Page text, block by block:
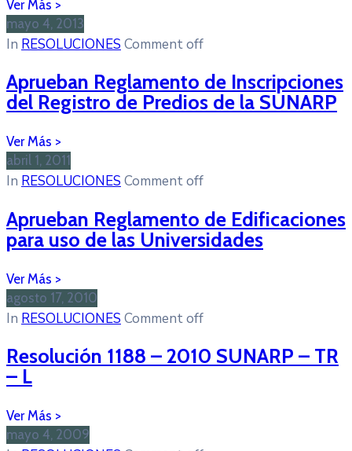
mayo 4, 2013
In RESOLUCIONES Comment off
Aprueban Reglamento de Inscripciones
del Registro de Predios de la SUNARP
abril 1, 2011
In RESOLUCIONES Comment off
Aprueban Reglamento de Edificaciones
para uso de las Universidades
agosto 17, 2010
In RESOLUCIONES Comment off
Resolución 1188 – 2010 SUNARP – TR
– L
mayo 4, 2009